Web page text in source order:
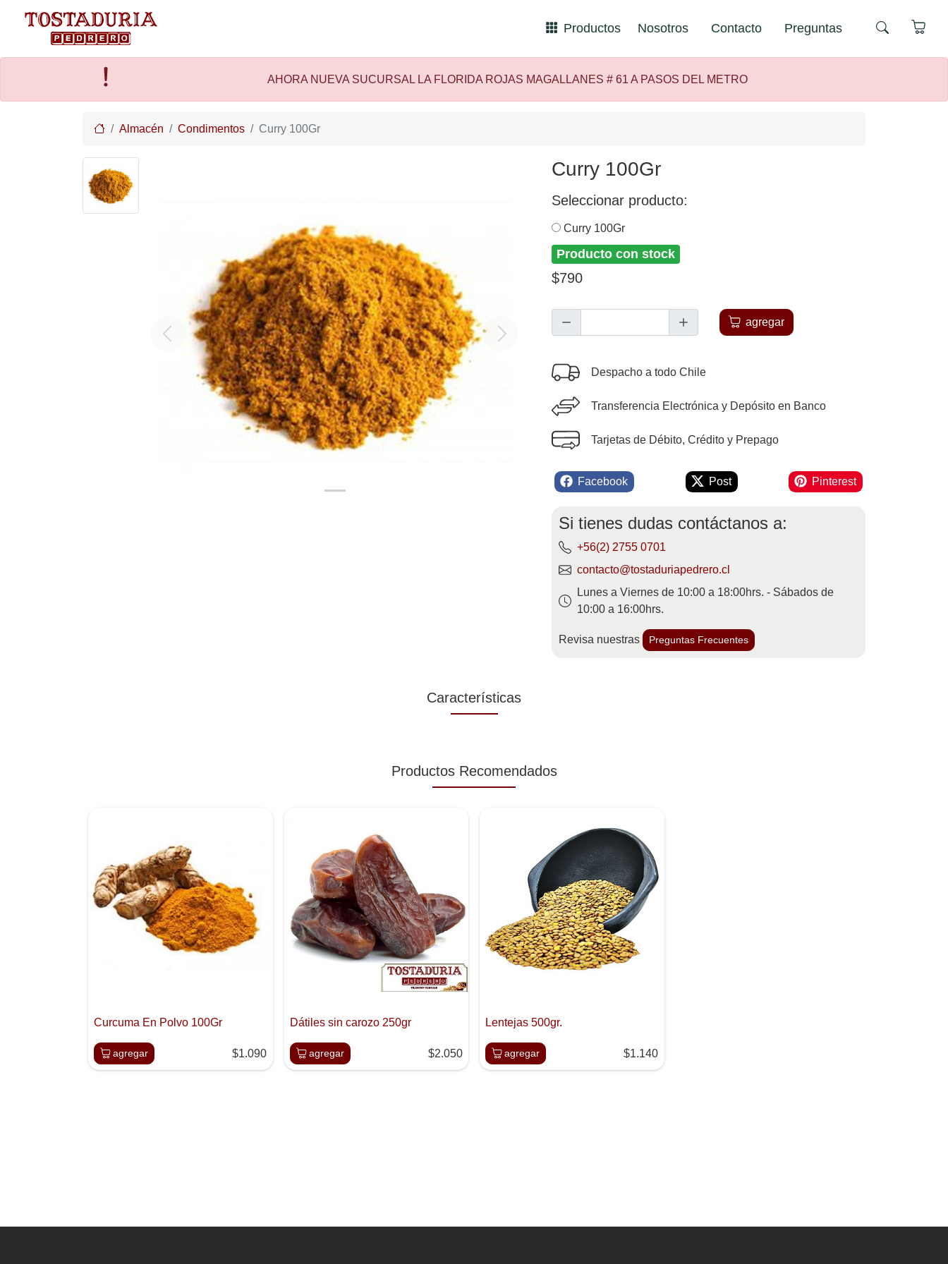
Productos Nosotros Contacto Preguntas
AHORA NUEVA SUCURSAL LA FLORIDA ROJAS MAGALLANES # 61 A PASOS DEL METRO
HomeAlmacén Condimentos Curry 100Gr
Previous Next
Curry 100Gr
Seleccionar producto:
Curry 100Gr
Producto con stock
$790
agregar
Despacho a todo Chile
Transferencia Electrónica y Depósito en Banco
Tarjetas de Débito, Crédito y Prepago
Facebook Post Pinterest
Si tienes dudas contáctanos a:
+56(2) 2755 0701
contacto@tostaduriapedrero.cl
Lunes a Viernes de 10:00 a 18:00hrs. - Sábados de
10:00 a 16:00hrs.
Revisa nuestras Preguntas Frecuentes
Características
Productos Recomendados
Curcuma En Polvo 100Gr
agregar $1.090
Dátiles sin carozo 250gr
agregar $2.050
Lentejas 500gr.
agregar $1.140